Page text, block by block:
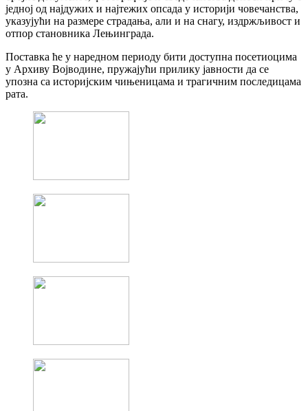
једној од најдужих и најтежих опсада у историји човечанства,
указујући на размере страдања, али и на снагу, издржљивост и
отпор становника Лењинграда.
​Поставка ће у наредном периоду бити доступна посетиоцима
у Архиву Војводине, пружајући прилику јавности да се
упозна са историјским чињеницама и трагичним последицама
рата.